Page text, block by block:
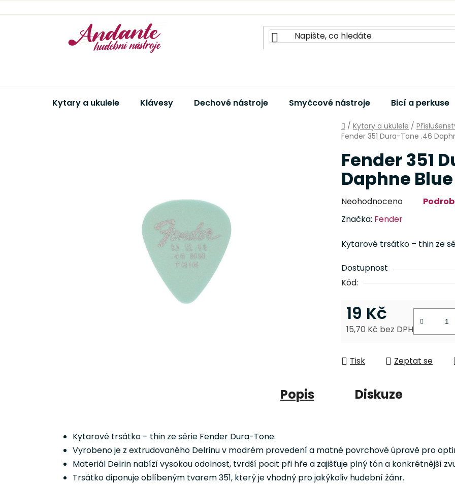
na
Kytary a ukulele Klávesy Dechové nástroje Smyčcové nástroje Bicí a perkuse
Domů
/ Kytary a ukulele /
Fender 351 Dura-Tone .46
Fender 351
Daphne
Průměrné
produktu
je
0,0
z
5
Neohodnoceno
Značka: Fender
Kytarové trsátko – thin ze
Dostupnost
Kód:
19 Kč
15,70 Kč bez DPH
Tisk
Zeptat se
Popis Diskuze
Kytarové trsátko – thin ze série Fender Dura-Tone.
Vyrobeno je z extrudovaného Delrinu v modrém provedení a matné povrchové úpravě pro
Materiál Delrin nabízí vysokou odolnost, tvrdší pocit při hře a zajišťuje plný tón a konkrétnější
Trsátko diponuje oblíbeným tvarem 351, který je vhodný pro jakýkoliv hudební žánr.